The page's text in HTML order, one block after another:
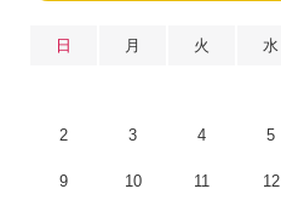
日 月 火 水
2 3 4 5
9 10 11 12